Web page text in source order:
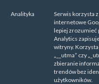
Analityka
Serwis korzysta
internetowe
lepiej zrozumieć
Analytics
witryny.
„__utma” czy
zbieranie
trendów bez
użytkowników.